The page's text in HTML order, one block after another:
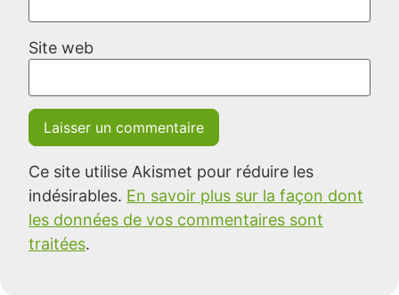
Site web
Ce site utilise Akismet pour réduire les
indésirables. En savoir plus sur la façon dont
les données de vos commentaires sont
traitées.